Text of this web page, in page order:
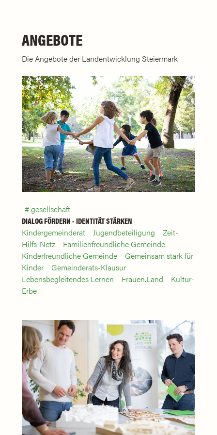
ANGEBOTE
Die Angebote der Landentwicklung Steiermark
gesellschaft
DIALOG FÖRDERN - IDENTITÄT STÄRKEN
Kindergemeinderat
Jugendbeteiligung
Zeit-
Hilfs-Netz
Familienfreundliche Gemeinde
Kinderfreundliche Gemeinde
Gemeinsam stark für
Kinder
Gemeinderats-Klausur
Lebensbegleitendes Lernen
Frauen.Land
Kultur-
Erbe